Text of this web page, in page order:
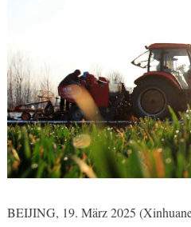
BEIJING, 19. März 2025